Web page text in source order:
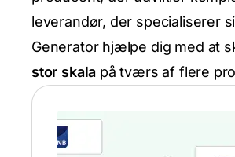
leverandør, der specialiserer
Generator hjælpe dig med at
stor skala på tværs af flere